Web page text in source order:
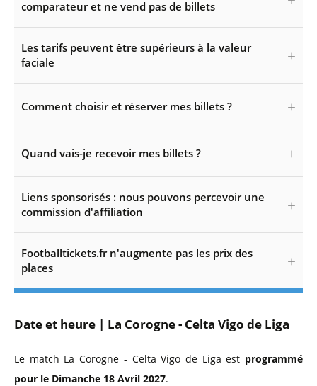
comparateur et ne vend pas de billets
Les tarifs peuvent être supérieurs à la valeur
faciale
Comment choisir et réserver mes billets ?
Quand vais-je recevoir mes billets ?
Liens sponsorisés : nous pouvons percevoir une
commission d'affiliation
Footballtickets.fr n'augmente pas les prix des
places
Date et heure | La Corogne - Celta Vigo de Liga
Le match La Corogne - Celta Vigo de Liga est programmé
pour le Dimanche 18 Avril 2027.